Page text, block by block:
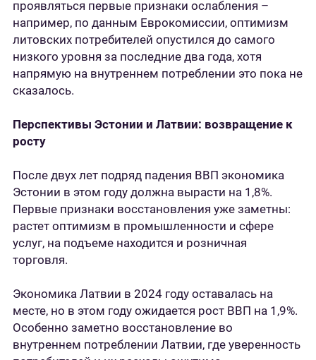
проявляться первые признаки ослабления –
например, по данным Еврокомиссии, оптимизм
литовских потребителей опустился до самого
низкого уровня за последние два года, хотя
напрямую на внутреннем потреблении это пока не
сказалось.
Перспективы Эстонии и Латвии: возвращение к
росту
После двух лет подряд падения ВВП экономика
Эстонии в этом году должна вырасти на 1,8%.
Первые признаки восстановления уже заметны:
растет оптимизм в промышленности и сфере
услуг, на подъеме находится и розничная
торговля.
Экономика Латвии в 2024 году оставалась на
месте, но в этом году ожидается рост ВВП на 1,9%.
Особенно заметно восстановление во
внутреннем потреблении Латвии, где уверенность